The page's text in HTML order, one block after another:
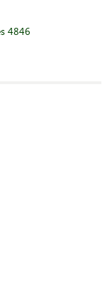
4846